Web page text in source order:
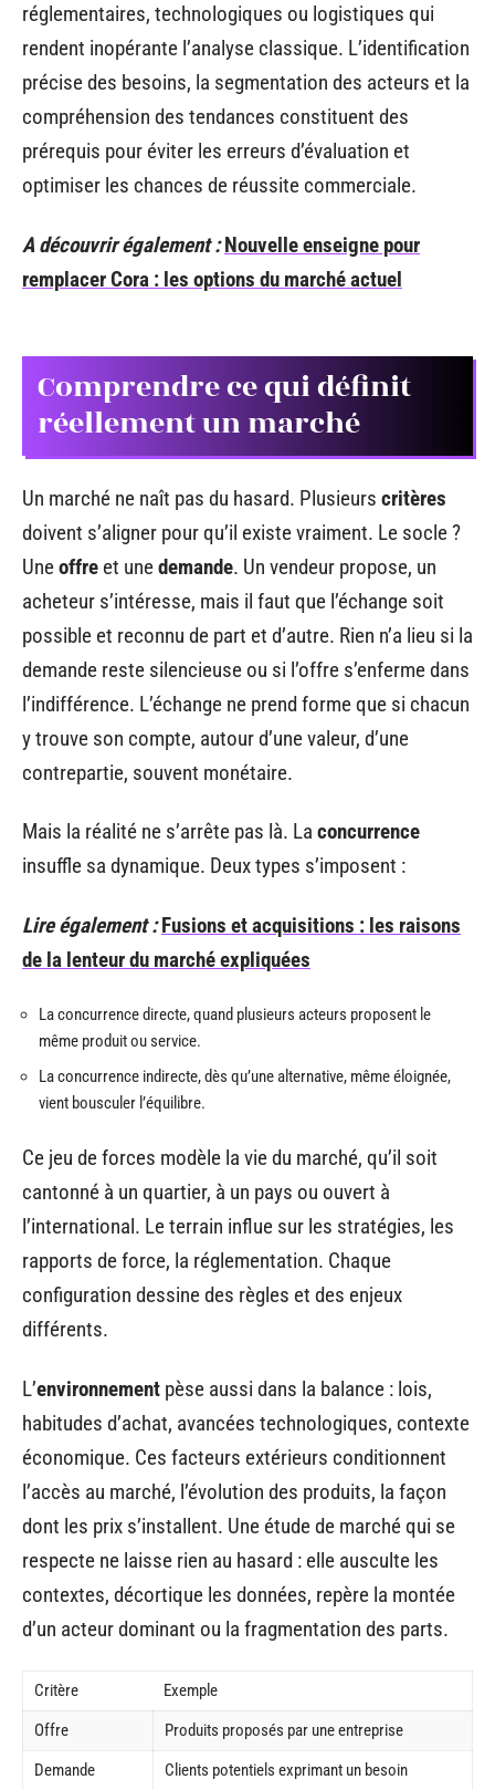
réglementaires, technologiques ou logistiques qui
rendent inopérante l’analyse classique. L’identification
précise des besoins, la segmentation des acteurs et la
compréhension des tendances constituent des
prérequis pour éviter les erreurs d’évaluation et
optimiser les chances de réussite commerciale.
A découvrir également : Nouvelle enseigne pour
remplacer Cora : les options du marché actuel
Comprendre ce qui définit
réellement un marché
Un marché ne naît pas du hasard. Plusieurs critères
doivent s’aligner pour qu’il existe vraiment. Le socle ?
Uneoffre et unedemande. Un vendeur propose, un
acheteur s’intéresse, mais il faut que l’échange soit
possible et reconnu de part et d’autre. Rien n’a lieu si la
demande reste silencieuse ou si l’offre s’enferme dans
l’indifférence. L’échange ne prend forme que si chacun
y trouve son compte, autour d’une valeur, d’une
contrepartie, souvent monétaire.
Mais la réalité ne s’arrête pas là. La concurrence
insuffle sa dynamique. Deux types s’imposent :
Lire également : Fusions et acquisitions : les raisons
de la lenteur du marché expliquées
La concurrence directe, quand plusieurs acteurs proposent le
même produit ou service.
La concurrence indirecte, dès qu’une alternative, même éloignée,
vient bousculer l’équilibre.
Ce jeu de forces modèle la vie du marché, qu’il soit
cantonné à un quartier, à un pays ou ouvert à
l’international. Le terrain influe sur les stratégies, les
rapports de force, la réglementation. Chaque
configuration dessine des règles et des enjeux
différents.
L’environnement pèse aussi dans la balance : lois,
habitudes d’achat, avancées technologiques, contexte
économique. Ces facteurs extérieurs conditionnent
l’accès au marché, l’évolution des produits, la façon
dont les prix s’installent. Une étude de marché qui se
respecte ne laisse rien au hasard : elle ausculte les
contextes, décortique les données, repère la montée
d’un acteur dominant ou la fragmentation des parts.
Critère
Exemple
Offre
Produits proposés par une entreprise
Demande
Clients potentiels exprimant un besoin